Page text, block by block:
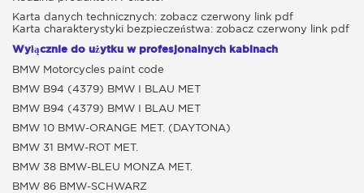
Karta danych technicznych: zobacz czerwony link pdf
Karta charakterystyki bezpieczeństwa: zobacz czerwony link pdf
Wyłącznie do użytku w profesjonalnych kabinach
BMW Motorcycles paint code
BMW B94 (4379) BMW I BLAU MET
BMW B94 (4379) BMW I BLAU MET
BMW 10 BMW-ORANGE MET. (DAYTONA)
BMW 31 BMW-ROT MET.
BMW 38 BMW-BLEU MONZA MET.
BMW 86 BMW-SCHWARZ